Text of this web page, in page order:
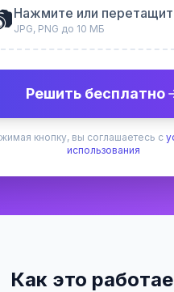
Нажмите или
JPG, PNG до 10 МБ
Решить бесплатно
кнопку, вы соглашаетесь с
использования
Как это